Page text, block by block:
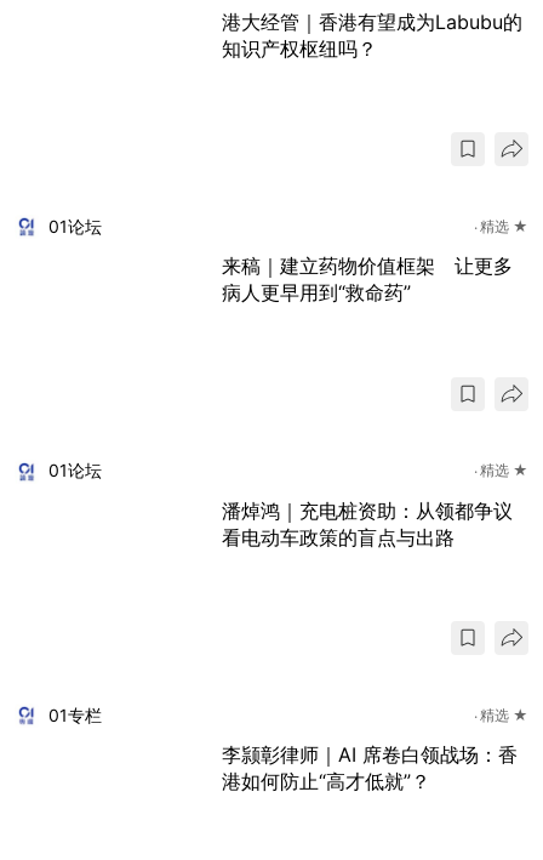
港大经管｜香港有望成为Labubu的
知识产权枢纽吗？
01论坛 精选 ★
来稿｜建立药物价值框架 让更多
病人更早用到“救命药”
01论坛 精选 ★
潘焯鸿｜充电桩资助：从领都争议
看电动车政策的盲点与出路
01专栏 精选 ★
李颕彰律师｜AI 席卷白领战场：香
港如何防止“高才低就”？